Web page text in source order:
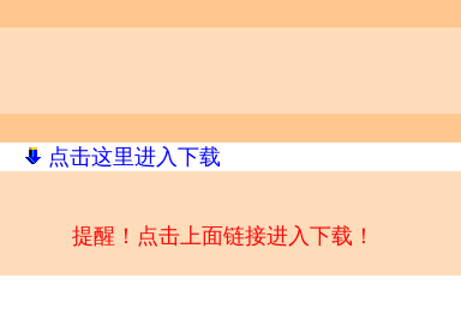
点击这里进入下载
提醒！点击上面链接进入下载！